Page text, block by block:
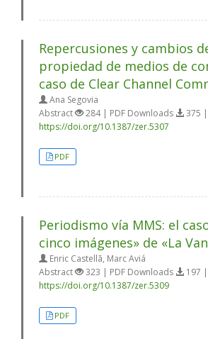
Repercusiones y cambios
propiedad de medios de
caso de Clear Channel
Ana Segovia
Abstract
284 | PDF Downloads 375 |
https://doi.org/10.1387/zer.5307
PDF
Periodismo vía MMS: el
cinco imágenes» de «La
Enric Castellã, Marc Aviá
Abstract
323 | PDF Downloads 197 |
https://doi.org/10.1387/zer.5309
PDF